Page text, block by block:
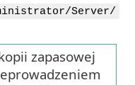
Server/
zapasowej